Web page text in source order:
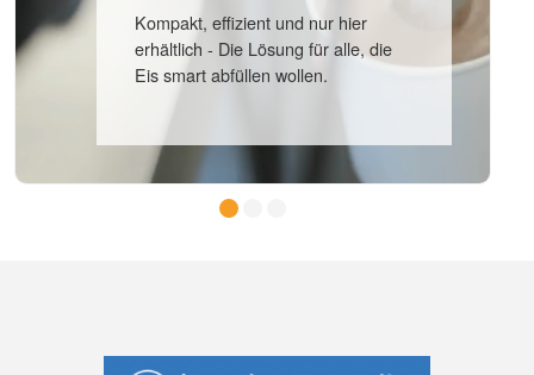
Kompakt, effizient und nur hier
erhältlich - Die Lösung für alle, die
Eis smart abfüllen wollen.